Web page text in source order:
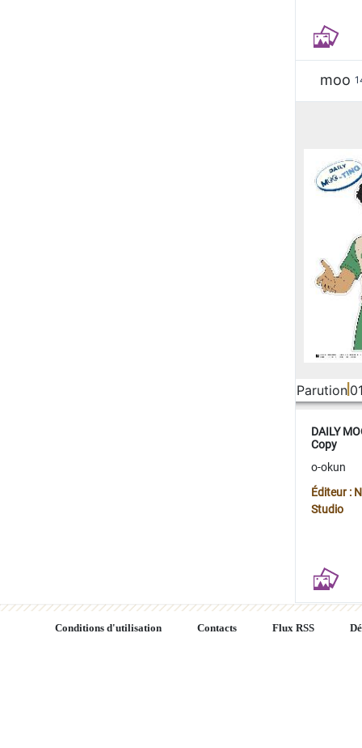
moo
Parution
DAILY
Copy
o-okun
Éditeur :
Studio
Conditions d'utilisation Contacts Flux RSS